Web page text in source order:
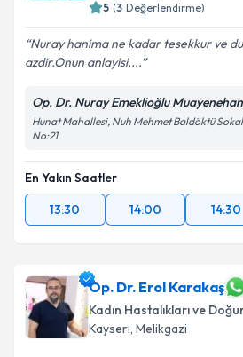
5 (3 Değerlendirme)
Nuray hanima ne kadar tesekkur ve
azdir.Onun anlayisi,...
Op. Dr. Nuray Emeklioğlu
Hunat Mahallesi, Nuh Mehmet Baldöktü
No:21
En Yakın Saatler
13:30
14:00 14:30
Op. Dr. Erol Karakaş
Kadın Hastalıkları ve
Kayseri, Melikgazi